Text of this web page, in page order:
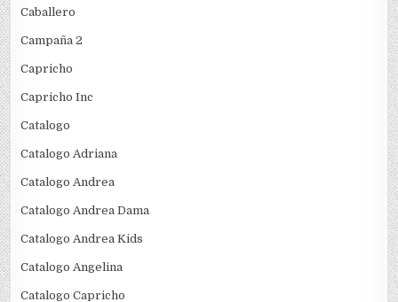
Caballero
Campaña 2
Capricho
Capricho Inc
Catalogo
Catalogo Adriana
Catalogo Andrea
Catalogo Andrea Dama
Catalogo Andrea Kids
Catalogo Angelina
Catalogo Capricho